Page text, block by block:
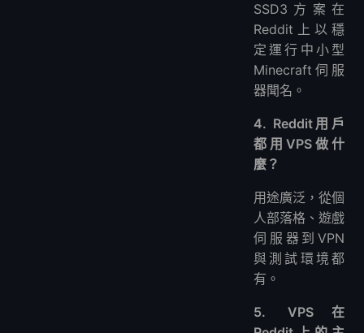
SSD3方案在
Reddit上以穩
定運行中小型
Minecraft伺服
器聞名。
4. Reddit用戶
都用VPS做什
麼？
用途廣泛，從個
人部落格、遊戲
伺服器到VPN
與測試環境都
有。
5. VPS在